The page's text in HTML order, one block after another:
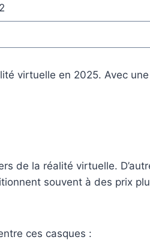
virtuelle en 2025. Avec
de la réalité virtuelle.
souvent à des prix
ces casques :